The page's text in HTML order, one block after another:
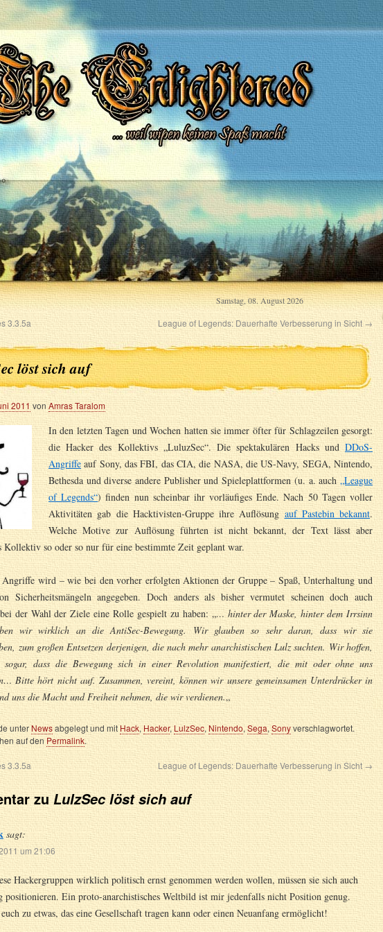
Samstag, 08. August 2026
3.3.5a League of Legends: Dauerhafte Verbesserung in Sicht→
löst sich auf
2011 von Amras Taralom
In den letzten Tagen und Wochen hatten sie immer öfter für Schlagzeilen gesorgt:
die Hacker des Kollektivs „LuluzSec“. Die spektakulären Hacks und DDoS-
Angriffe auf Sony, das FBI, das CIA, die NASA, die US-Navy, SEGA, Nintendo,
Bethesda und diverse andere Publisher und Spieleplattformen (u. a. auch „League
of Legends“) finden nun scheinbar ihr vorläufiges Ende. Nach 50 Tagen voller
Aktivitäten gab die Hacktivisten-Gruppe ihre Auflösung auf Pastebin bekannt.
Welche Motive zur Auflösung führten ist nicht bekannt, der Text lässt aber
Kollektiv so oder so nur für eine bestimmte Zeit geplant war.
wird – wie bei den vorher erfolgten Aktionen der Gruppe – Spaß, Unterhaltung und
Sicherheitsmängeln angegeben. Doch anders als bisher vermutet scheinen doch auch
der Wahl der Ziele eine Rolle gespielt zu haben: „… hinter der Maske, hinter dem Irrsinn
wir wirklich an die AntiSec-Bewegung. Wir glauben so sehr daran, dass wir sie
zum großen Entsetzen derjenigen, die nach mehr anarchistischen Lulz suchten. Wir hoffen,
sogar, dass die Bewegung sich in einer Revolution manifestiert, die mit oder ohne uns
Bitte hört nicht auf. Zusammen, vereint, können wir unsere gemeinsamen Unterdrücker in
uns die Macht und Freiheit nehmen, die wir verdienen.„
unterNewsabgelegt und mit Hack, Hacker,LulzSec, Nintendo, Sega,Sonyverschlagwortet.
auf den Permalink.
3.3.5a League of Legends: Dauerhafte Verbesserung in Sicht→
zuLulzSec löst sich auf
sagt:
um 21:06
Hackergruppen wirklich politisch ernst genommen werden wollen, müssen sie sich auch
positionieren. Ein proto-anarchistisches Weltbild ist mir jedenfalls nicht Position genug.
zu etwas, das eine Gesellschaft tragen kann oder einen Neuanfang ermöglicht!